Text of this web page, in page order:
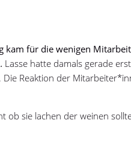
kam für die wenigen
Lasse hatte damals gerade
Reaktion der
ob sie lachen der weinen